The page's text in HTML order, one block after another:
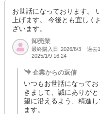
お世話になっております。
上げます。 今後とも宜し
ざいます。
卸売業
最終購入日 2026/8/3 過去
2025/1/9 16:24
企業からの返信
いつもお世話になって
きまして、誠にありが
望に沿えるよう、精進
ます。